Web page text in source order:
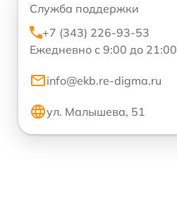
Служба поддержки
+7 (343) 226-93-53
Ежедневно с 9:00 до 21:00
info@ekb.re-digma.ru
ул. Малышева, 51